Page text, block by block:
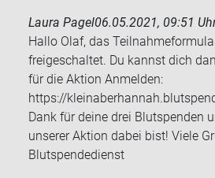
Laura Pagel06.05.2021, 09:51
Hallo Olaf, das
freigeschaltet. Du kannst dich
für die Aktion Anmelden:
https://
Dank für deine drei Blutspenden
unserer Aktion dabei bist! Viele
Blutspendedienst